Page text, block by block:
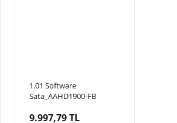
1.01 Software
Sata_AAHD1900-FB
Ver.1.01
9.997,79 TL